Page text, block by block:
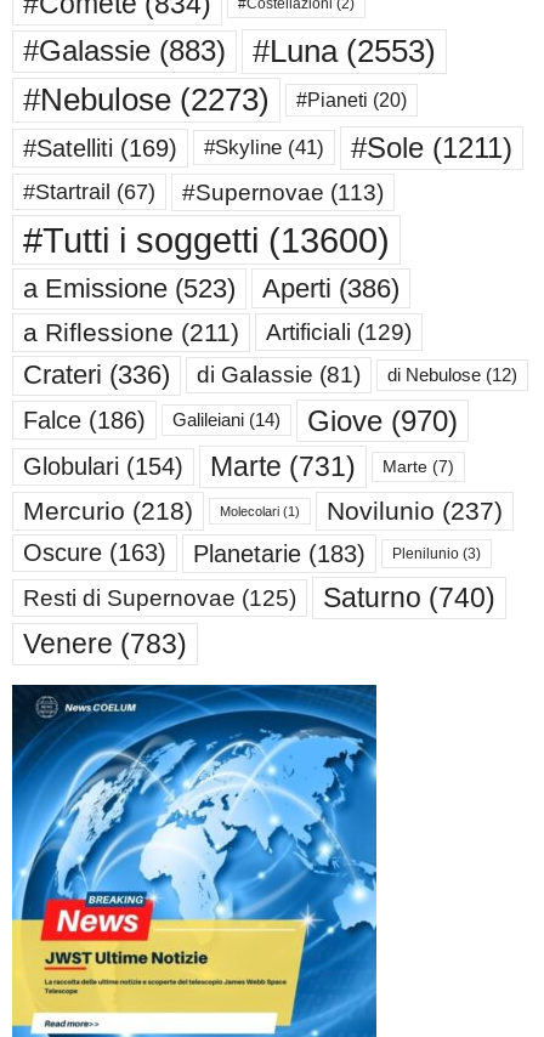
#Costellazioni (2)
#Galassie (883) #Luna (2553)
#Nebulose (2273) #Pianeti (20)
#Satelliti (169) #Skyline (41) #Sole (1211)
#Startrail (67) #Supernovae (113)
#Tutti i soggetti (13600)
a Emissione (523) Aperti (386)
a Riflessione (211) Artificiali (129)
Crateri (336) di Galassie (81) di Nebulose (12)
Falce (186) Galileiani (14) Giove (970)
Globulari (154) Marte (731) Marte (7)
Mercurio (218) Molecolari (1) Novilunio (237)
Oscure (163) Planetarie (183) Plenilunio (3)
Resti di Supernovae (125) Saturno (740)
Venere (783)